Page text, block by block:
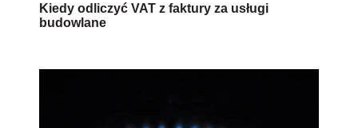
Kiedy odliczyć VAT z faktury za usługi
budowlane